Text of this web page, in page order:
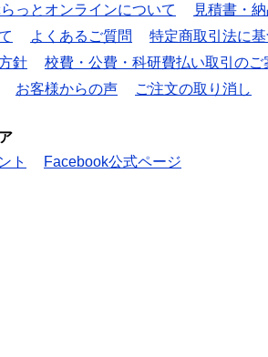
っとオンラインについて
見積書・
よくあるご質問
特定商取引法に
針
校費・公費・科研費払い取引のご
お客様からの声 ご注文の取り消し
ト
Facebook公式ページ